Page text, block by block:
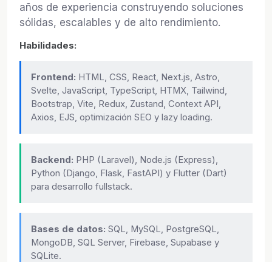
años de experiencia construyendo soluciones
sólidas, escalables y de alto rendimiento.
Habilidades:
Frontend: HTML, CSS, React, Next.js, Astro,
Svelte, JavaScript, TypeScript, HTMX, Tailwind,
Bootstrap, Vite, Redux, Zustand, Context API,
Axios, EJS, optimización SEO y lazy loading.
Backend: PHP (Laravel), Node.js (Express),
Python (Django, Flask, FastAPI) y Flutter (Dart)
para desarrollo fullstack.
Bases de datos: SQL, MySQL, PostgreSQL,
MongoDB, SQL Server, Firebase, Supabase y
SQLite.